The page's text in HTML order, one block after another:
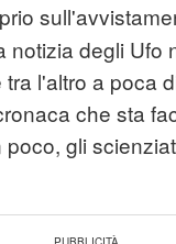
notizia degli Ufo
l'altro a poca
che sta
gli